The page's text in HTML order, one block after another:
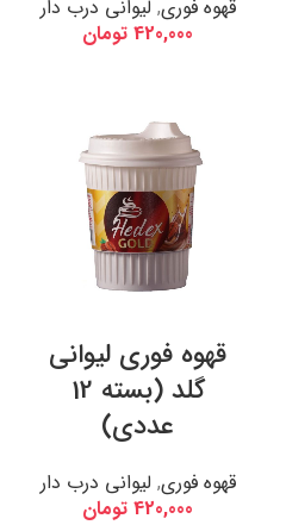
قهوه فوری, لیوانی درب دار
420,000 تومان
قهوه فوری لیوانی
گلد (بسته 12
عددی)
قهوه فوری, لیوانی درب دار
420,000 تومان